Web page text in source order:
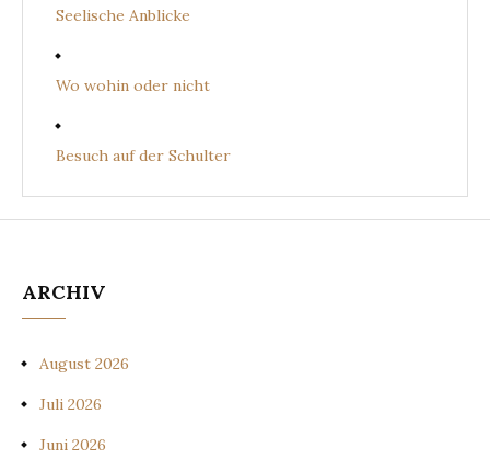
Seelische Anblicke
Wo wohin oder nicht
Besuch auf der Schulter
ARCHIV
August 2026
Juli 2026
Juni 2026